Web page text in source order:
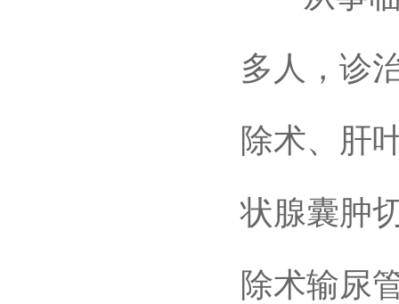
多人，诊
除术、肝
状腺囊肿
除术输尿